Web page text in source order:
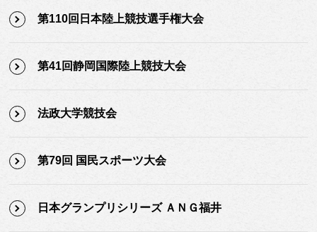
第110回日本陸上競技選手権大会
第41回静岡国際陸上競技大会
法政大学競技会
第79回 国民スポーツ大会
日本グランプリシリーズ ＡＮＧ福井